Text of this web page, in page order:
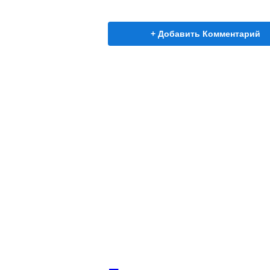
+ Добавить Комментарий